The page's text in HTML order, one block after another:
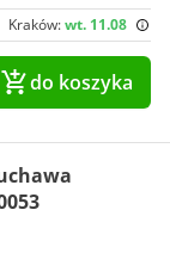
Kraków:wt. 11.08
do koszyka